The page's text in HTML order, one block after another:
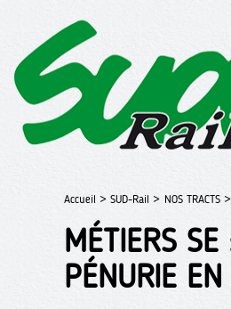
Accueil > SUD-Rail > NOS TRACTS >
MÉTIERS
PÉNURIE